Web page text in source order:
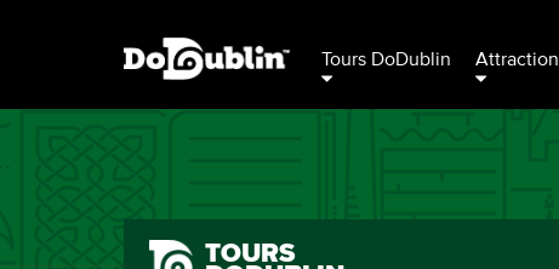
Tours DoDublin
TOURS